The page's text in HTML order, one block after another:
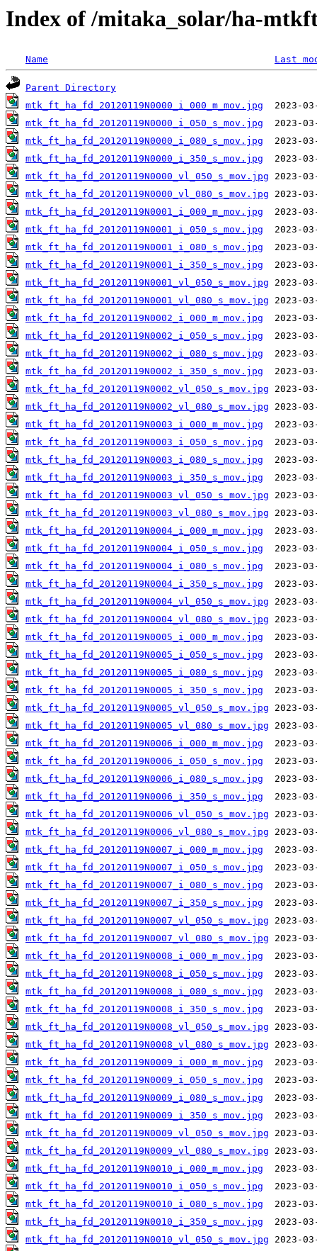
Index of /mitaka_solar/ha-
Name Last
Parent Directory
mtk_ft_ha_fd_20120119N0000_i_000_m_mov.jpg
mtk_ft_ha_fd_20120119N0000_i_050_s_mov.jpg
mtk_ft_ha_fd_20120119N0000_i_080_s_mov.jpg
mtk_ft_ha_fd_20120119N0000_i_350_s_mov.jpg
mtk_ft_ha_fd_20120119N0000_vl_050_s_mov.jpg
mtk_ft_ha_fd_20120119N0000_vl_080_s_mov.jpg
mtk_ft_ha_fd_20120119N0001_i_000_m_mov.jpg
mtk_ft_ha_fd_20120119N0001_i_050_s_mov.jpg
mtk_ft_ha_fd_20120119N0001_i_080_s_mov.jpg
mtk_ft_ha_fd_20120119N0001_i_350_s_mov.jpg
mtk_ft_ha_fd_20120119N0001_vl_050_s_mov.jpg
mtk_ft_ha_fd_20120119N0001_vl_080_s_mov.jpg
mtk_ft_ha_fd_20120119N0002_i_000_m_mov.jpg
mtk_ft_ha_fd_20120119N0002_i_050_s_mov.jpg
mtk_ft_ha_fd_20120119N0002_i_080_s_mov.jpg
mtk_ft_ha_fd_20120119N0002_i_350_s_mov.jpg
mtk_ft_ha_fd_20120119N0002_vl_050_s_mov.jpg
mtk_ft_ha_fd_20120119N0002_vl_080_s_mov.jpg
mtk_ft_ha_fd_20120119N0003_i_000_m_mov.jpg
mtk_ft_ha_fd_20120119N0003_i_050_s_mov.jpg
mtk_ft_ha_fd_20120119N0003_i_080_s_mov.jpg
mtk_ft_ha_fd_20120119N0003_i_350_s_mov.jpg
mtk_ft_ha_fd_20120119N0003_vl_050_s_mov.jpg
mtk_ft_ha_fd_20120119N0003_vl_080_s_mov.jpg
mtk_ft_ha_fd_20120119N0004_i_000_m_mov.jpg
mtk_ft_ha_fd_20120119N0004_i_050_s_mov.jpg
mtk_ft_ha_fd_20120119N0004_i_080_s_mov.jpg
mtk_ft_ha_fd_20120119N0004_i_350_s_mov.jpg
mtk_ft_ha_fd_20120119N0004_vl_050_s_mov.jpg
mtk_ft_ha_fd_20120119N0004_vl_080_s_mov.jpg
mtk_ft_ha_fd_20120119N0005_i_000_m_mov.jpg
mtk_ft_ha_fd_20120119N0005_i_050_s_mov.jpg
mtk_ft_ha_fd_20120119N0005_i_080_s_mov.jpg
mtk_ft_ha_fd_20120119N0005_i_350_s_mov.jpg
mtk_ft_ha_fd_20120119N0005_vl_050_s_mov.jpg
mtk_ft_ha_fd_20120119N0005_vl_080_s_mov.jpg
mtk_ft_ha_fd_20120119N0006_i_000_m_mov.jpg
mtk_ft_ha_fd_20120119N0006_i_050_s_mov.jpg
mtk_ft_ha_fd_20120119N0006_i_080_s_mov.jpg
mtk_ft_ha_fd_20120119N0006_i_350_s_mov.jpg
mtk_ft_ha_fd_20120119N0006_vl_050_s_mov.jpg
mtk_ft_ha_fd_20120119N0006_vl_080_s_mov.jpg
mtk_ft_ha_fd_20120119N0007_i_000_m_mov.jpg
mtk_ft_ha_fd_20120119N0007_i_050_s_mov.jpg
mtk_ft_ha_fd_20120119N0007_i_080_s_mov.jpg
mtk_ft_ha_fd_20120119N0007_i_350_s_mov.jpg
mtk_ft_ha_fd_20120119N0007_vl_050_s_mov.jpg
mtk_ft_ha_fd_20120119N0007_vl_080_s_mov.jpg
mtk_ft_ha_fd_20120119N0008_i_000_m_mov.jpg
mtk_ft_ha_fd_20120119N0008_i_050_s_mov.jpg
mtk_ft_ha_fd_20120119N0008_i_080_s_mov.jpg
mtk_ft_ha_fd_20120119N0008_i_350_s_mov.jpg
mtk_ft_ha_fd_20120119N0008_vl_050_s_mov.jpg
mtk_ft_ha_fd_20120119N0008_vl_080_s_mov.jpg
mtk_ft_ha_fd_20120119N0009_i_000_m_mov.jpg
mtk_ft_ha_fd_20120119N0009_i_050_s_mov.jpg
mtk_ft_ha_fd_20120119N0009_i_080_s_mov.jpg
mtk_ft_ha_fd_20120119N0009_i_350_s_mov.jpg
mtk_ft_ha_fd_20120119N0009_vl_050_s_mov.jpg
mtk_ft_ha_fd_20120119N0009_vl_080_s_mov.jpg
mtk_ft_ha_fd_20120119N0010_i_000_m_mov.jpg
mtk_ft_ha_fd_20120119N0010_i_050_s_mov.jpg
mtk_ft_ha_fd_20120119N0010_i_080_s_mov.jpg
mtk_ft_ha_fd_20120119N0010_i_350_s_mov.jpg
mtk_ft_ha_fd_20120119N0010_vl_050_s_mov.jpg